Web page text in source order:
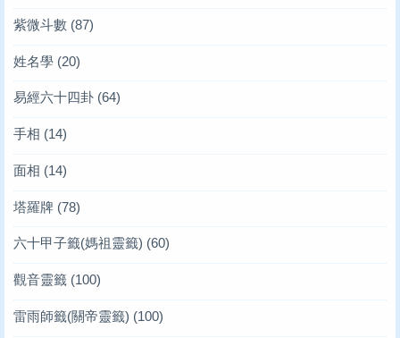
紫微斗數 (87)
姓名學 (20)
易經六十四卦 (64)
手相 (14)
面相 (14)
塔羅牌 (78)
六十甲子籤(媽祖靈籤) (60)
觀音靈籤 (100)
雷雨師籤(關帝靈籤) (100)